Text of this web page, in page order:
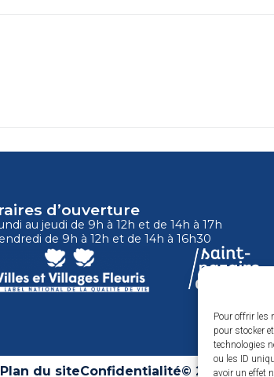
Pour offrir les
pour stocker
technologies
ou les ID
avoir un effet
d’ouverture
au jeudi de 9h à 12h et de 14h à 17h
de 9h à 12h et de 14h à 16h30
Plan du siteConfidentialité© 2025 Site